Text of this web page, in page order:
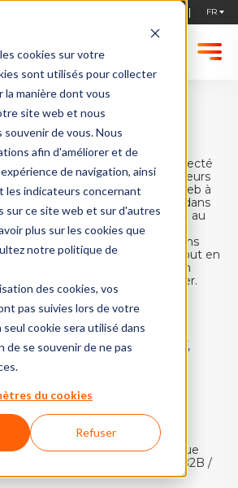
cookies sur votre
sont utilisés pour collecter
manière dont vous
site web et nous
de vous. Nous
afin d'améliorer et de
de navigation, ainsi
les indicateurs concernant
sur ce site web et sur d'autres
plus sur les cookies que
notre politique de
des cookies, vos
pas suivies lors de votre
cookie sera utilisé dans
de se souvenir de ne pas
du cookies
Refuser
STARTUPS, POSTULEZ !
& STARTUPS
votre site vitrine, site e-
commande ou webshop connecté
ERP et CRM avec nos connecteurs
main. HUGGII est une agence web à
partner avec une spécialité dans
vente aux professionnels et/ou au
permettre d’accélérer votre
le e-business grâce à des solutions
PME et ETI Nous travaillons partout en
rendez-vous en physique ou en
est à votre écoute pour échanger.
logiciel EBP, SAGE, SELLSY,
SEO, campagne
visibilité et votre image de marque
la gestion des commandes B2B /